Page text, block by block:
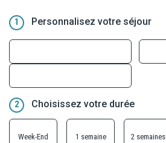
1 Personnalisez votre séjour
2 Choisissez votre durée
Week-End 1 semaine 2 semaines